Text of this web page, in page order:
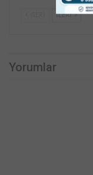
İLERI
Yorumlar